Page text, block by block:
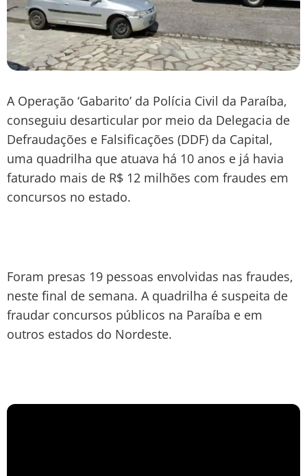
A Operação ‘Gabarito’ da Polícia Civil da Paraíba,
conseguiu desarticular por meio da Delegacia de
Defraudações e Falsificações (DDF) da Capital,
uma quadrilha que atuava há 10 anos e já havia
faturado mais de R$ 12 milhões com fraudes em
concursos no estado.
Foram presas 19 pessoas envolvidas nas fraudes,
neste final de semana. A quadrilha é suspeita de
fraudar concursos públicos na Paraíba e em
outros estados do Nordeste.